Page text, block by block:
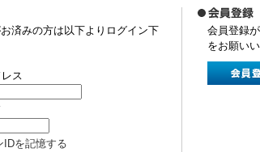
済みの方は以下よりログイン下
ス
IDを記憶する
会員登録
をお願い